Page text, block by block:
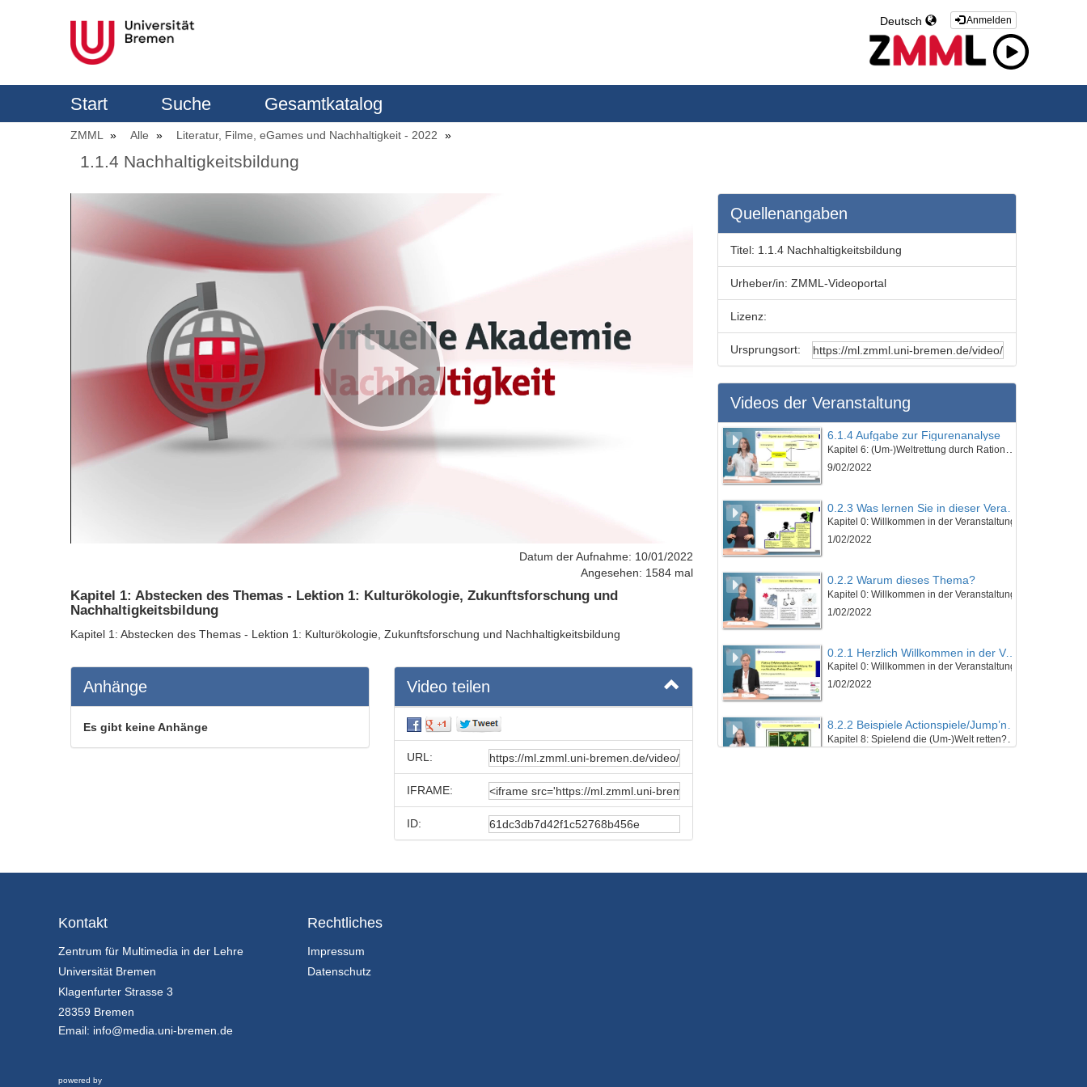
Anmelden
Deutsch
Start Suche Gesamtkatalog
ZMML Alle Literatur, Filme, eGames und Nachhaltigkeit - 2022
1.1.4 Nachhaltigkeitsbildung
Datum der Aufnahme: 10/01/2022
Angesehen: 1584 mal
Kapitel 1: Abstecken des Themas - Lektion 1: Kulturökologie, Zukunftsforschung und
Nachhaltigkeitsbildung
Kapitel 1: Abstecken des Themas - Lektion 1: Kulturökologie, Zukunftsforschung und Nachhaltigkeitsbildung
Anhänge
Es gibt keine Anhänge
Video teilen
URL:
IFRAME:
ID:
Quellenangaben
Titel: 1.1.4 Nachhaltigkeitsbildung
Urheber/in: ZMML-Videoportal
Lizenz:
Ursprungsort:
Videos der Veranstaltung
6.1.4 Aufgabe zur Figurenanalyse
9/02/2022
Kapitel 0: Willkommen in der Veranstaltung
1/02/2022
0.2.2 Warum dieses Thema?
Kapitel 0: Willkommen in der Veranstaltung
1/02/2022
0.2.1 Herzlich Willkommen in der Veranstaltung!
Kapitel 0: Willkommen in der Veranstaltung
1/02/2022
Kontakt
Zentrum für Multimedia in der Lehre
Universität Bremen
Klagenfurter Strasse 3
28359 Bremen
Email: info@media.uni-bremen.de
Rechtliches
Impressum
Datenschutz
powered by